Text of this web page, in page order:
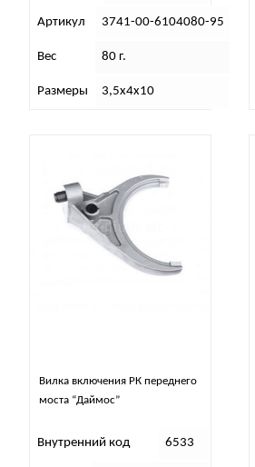
Артикул 3741-00-6104080-95
Вес 80 г.
Размеры 3,5х4х10
Вилка включения РК переднего
моста “Даймос”
Внутренний код 6533